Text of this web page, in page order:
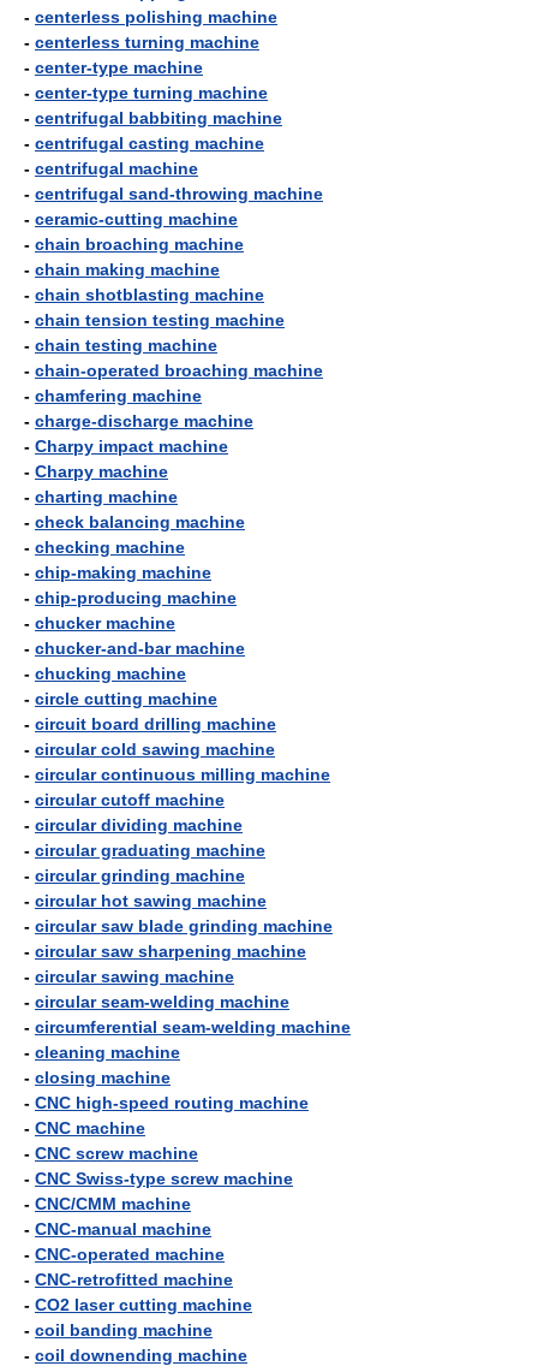
- centerless polishing machine
- centerless turning machine
- center-type machine
- center-type turning machine
- centrifugal babbiting machine
- centrifugal casting machine
- centrifugal machine
- centrifugal sand-throwing machine
- ceramic-cutting machine
- chain broaching machine
- chain making machine
- chain shotblasting machine
- chain tension testing machine
- chain testing machine
- chain-operated broaching machine
- chamfering machine
- charge-discharge machine
- Charpy impact machine
- Charpy machine
- charting machine
- check balancing machine
- checking machine
- chip-making machine
- chip-producing machine
- chucker machine
- chucker-and-bar machine
- chucking machine
- circle cutting machine
- circuit board drilling machine
- circular cold sawing machine
- circular continuous milling machine
- circular cutoff machine
- circular dividing machine
- circular graduating machine
- circular grinding machine
- circular hot sawing machine
- circular saw blade grinding machine
- circular saw sharpening machine
- circular sawing machine
- circular seam-welding machine
- circumferential seam-welding machine
- cleaning machine
- closing machine
- CNC high-speed routing machine
- CNC machine
- CNC screw machine
- CNC Swiss-type screw machine
- CNC/CMM machine
- CNC-manual machine
- CNC-operated machine
- CNC-retrofitted machine
- CO2 laser cutting machine
- coil banding machine
- coil downending machine